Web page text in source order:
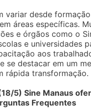
variar desde
áreas específicas.
e órgãos como o
e universidades
aos
se destacar em um
rápida transformação.
5) Sine Manaus
Frequentes